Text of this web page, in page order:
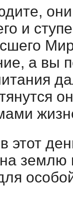
и
а вы
этот
землю